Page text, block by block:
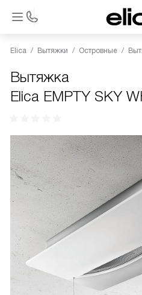
Elica Вытяжки Островные
Вытяжка
Elica EMPTY SKY